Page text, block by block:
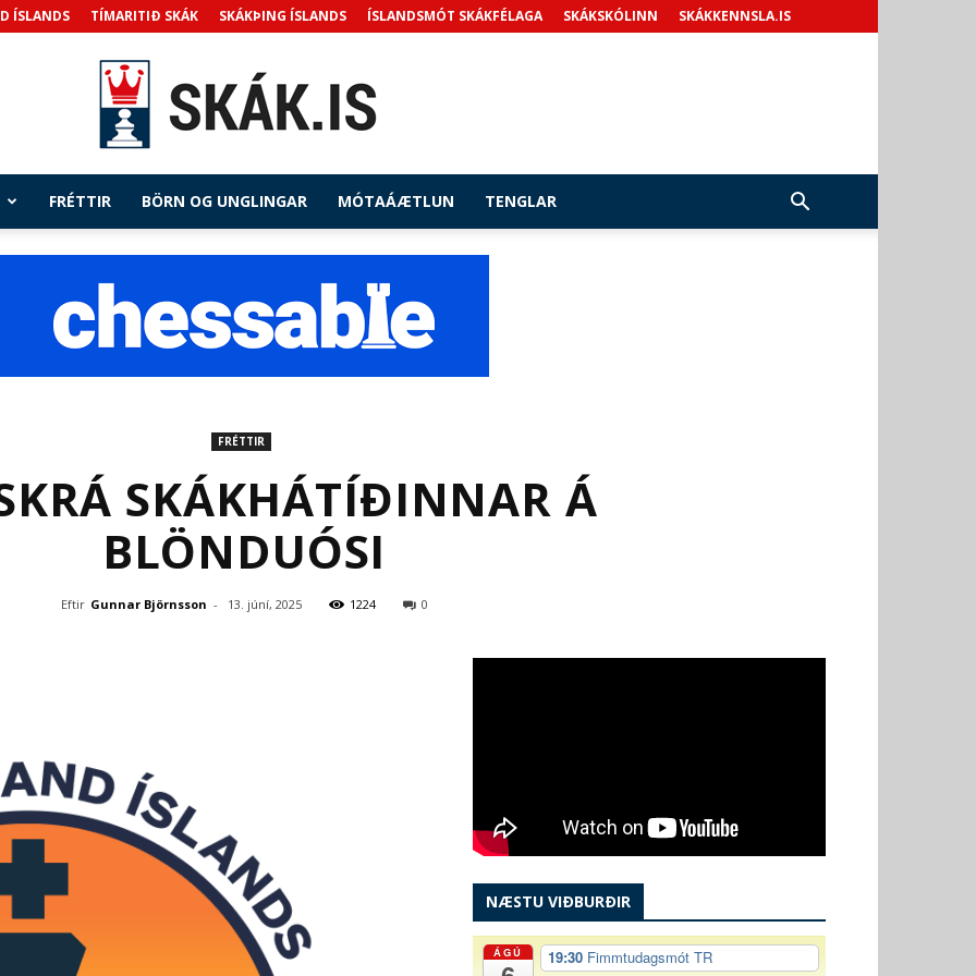
ÍSLANDS TÍMARITIÐ SKÁK SKÁKÞING ÍSLANDS ÍSLANDSMÓT SKÁKFÉLAGA SKÁKSKÓLINN SKÁKKENNSLA.IS
FRÉTTIR BÖRN OG UNGLINGAR MÓTAÁÆTLUN TENGLAR
FRÉTTIR
SKÁKHÁTÍÐINNAR Á
BLÖNDUÓSI
Eftir Gunnar Björnsson - 13. júní, 2025 1224 0
NÆSTU VIÐBURÐIR
ÁGÚ 19:30 Fimmtudagsmót TR